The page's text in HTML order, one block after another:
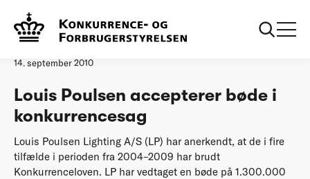
Forside
14. september 2010
Louis Poulsen accepterer bøde i
konkurrencesag
Louis Poulsen Lighting A/S (LP) har anerkendt, at de i fire
tilfælde i perioden fra 2004–2009 har brudt
Konkurrenceloven. LP har vedtaget en bøde på 1.300.000